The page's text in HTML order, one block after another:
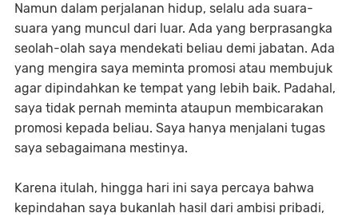
Namun dalam perjalanan hidup, selalu ada suara-
suara yang muncul dari luar. Ada yang berprasangka
seolah-olah saya mendekati beliau demi jabatan. Ada
yang mengira saya meminta promosi atau membujuk
agar dipindahkan ke tempat yang lebih baik. Padahal,
saya tidak pernah meminta ataupun membicarakan
promosi kepada beliau. Saya hanya menjalani tugas
saya sebagaimana mestinya.
Karena itulah, hingga hari ini saya percaya bahwa
kepindahan saya bukanlah hasil dari ambisi pribadi,